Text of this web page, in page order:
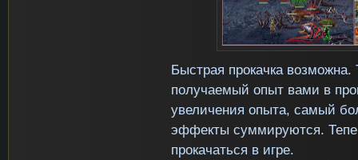
Быстрая прокачка возможна.
получаемый опыт вами в
увеличения опыта, самый
эффекты суммируются.
прокачаться в игре.